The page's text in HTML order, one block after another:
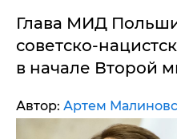
Глава МИД
советско-
в начале Второй
Автор: Артем